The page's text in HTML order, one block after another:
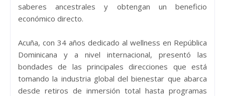
saberes ancestrales y obtengan un beneficio
económico directo.
Acuña, con 34 años dedicado al wellness en República
Dominicana y a nivel internacional, presentó las
bondades de las principales direcciones que está
tomando la industria global del bienestar que abarca
desde retiros de inmersión total hasta programas